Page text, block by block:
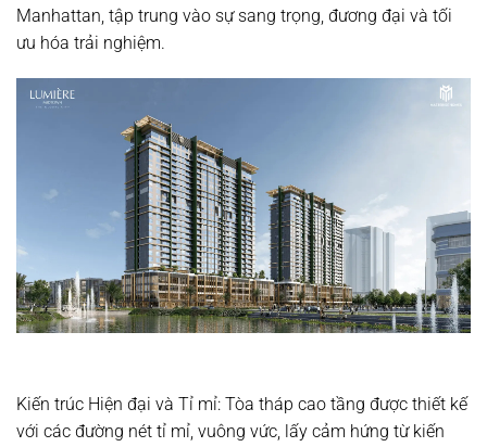
Manhattan, tập trung vào sự sang trọng, đương đại và tối
ưu hóa trải nghiệm.
Kiến trúc Hiện đại và Tỉ mỉ: Tòa tháp cao tầng được thiết kế
với các đường nét tỉ mỉ, vuông vức, lấy cảm hứng từ kiến